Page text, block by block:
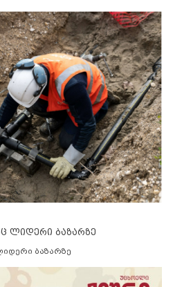
ლიდერი ბაზარზე
ბაზარზე